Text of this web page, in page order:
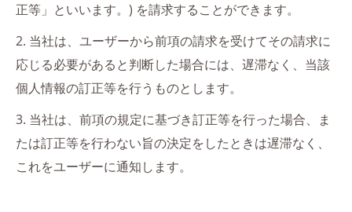
正等」といいます。) を請求することができます。
2. 当社は、ユーザーから前項の請求を受けてその請求に
応じる必要があると判断した場合には、遅滞なく、当該
個人情報の訂正等を行うものとします。
3. 当社は、前項の規定に基づき訂正等を行った場合、ま
たは訂正等を行わない旨の決定をしたときは遅滞なく、
これをユーザーに通知します。